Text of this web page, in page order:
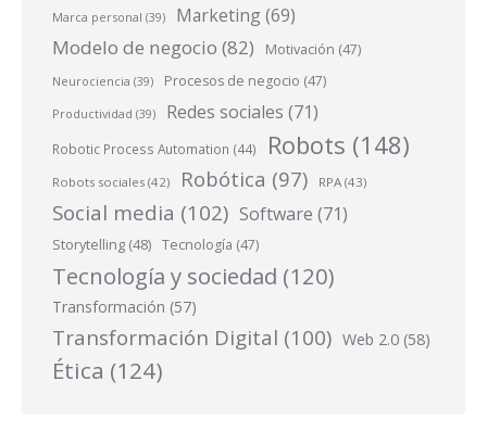
Marca personal (39) Marketing (69)
Modelo de negocio (82) Motivación (47)
Neurociencia (39) Procesos de negocio (47)
Productividad (39) Redes sociales (71)
Robotic Process Automation (44) Robots (148)
Robots sociales (42) Robótica (97) RPA (43)
Social media (102) Software (71)
Storytelling (48) Tecnología (47)
Tecnología y sociedad (120)
Transformación (57)
Transformación Digital (100) Web 2.0 (58)
Ética (124)